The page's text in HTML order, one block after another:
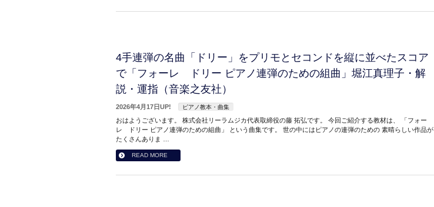
4手連弾の名曲「ドリー」をプリモとセコンドを縦に並べたスコア
で「フォーレ ドリー ピアノ連弾のための組曲」堀江真理子・解
説・運指（音楽之友社）
2026年4月17日UP! ピアノ教本・曲集
おはようございます。 株式会社リーラムジカ代表取締役の藤 拓弘です。 今回ご紹介する教材は、 「フォー
レ ドリー ピアノ連弾のための組曲」 という曲集です。 世の中にはピアノの連弾のための 素晴らしい作品が
たくさんありま …
READ MORE